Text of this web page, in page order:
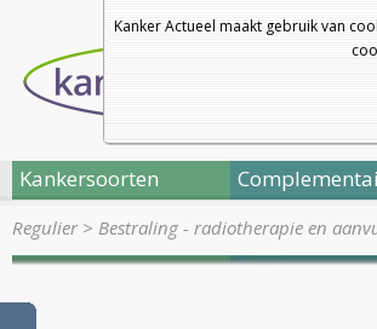
Kanker Actueel maakt gebruik van
Kankersoorten
Regulier> Bestraling - radiotherapie en